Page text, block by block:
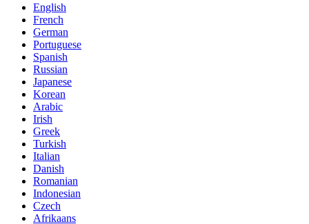
English
French
German
Portuguese
Spanish
Russian
Japanese
Korean
Arabic
Irish
Greek
Turkish
Italian
Danish
Romanian
Indonesian
Czech
Afrikaans